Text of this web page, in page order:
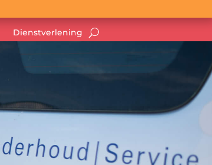
Dienstverlening